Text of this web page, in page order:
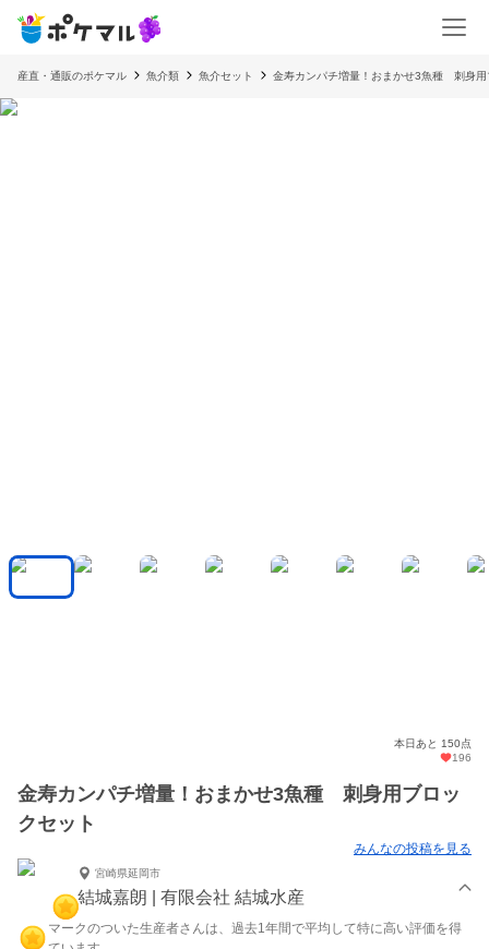
産直・通販のポケマル 魚介類 魚介セット 金寿カンパチ増量！おまかせ3魚種 刺身用
本日あと 150点
196
金寿カンパチ増量！おまかせ3魚種 刺身用ブロッ
クセット
みんなの投稿を見る
宮崎県延岡市
結城嘉朗 | 有限会社 結城水産
マークのついた生産者さんは、過去1年間で平均して特に高い評価を得